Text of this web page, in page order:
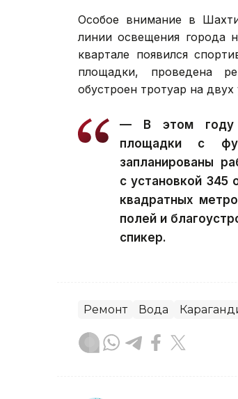
Особое внимание в
линии освещения города
квартале появился
площадки, проведена
обустроен тротуар на двух
— В этом году
площадки с
запланированы
с установкой 345
квадратных
полей и
спикер.
Ремонт Вода